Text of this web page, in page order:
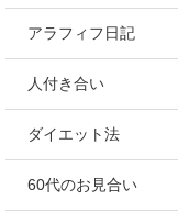
アラフィフ日記
人付き合い
ダイエット法
60代のお見合い